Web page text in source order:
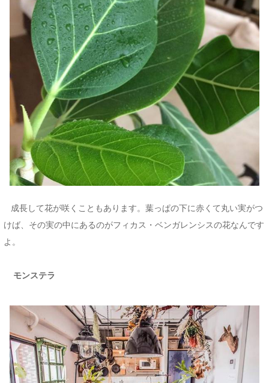
成長して花が咲くこともあります。葉っぱの下に赤くて丸い実がつ
けば、その実の中にあるのがフィカス・ベンガレンシスの花なんです
よ。
モンステラ